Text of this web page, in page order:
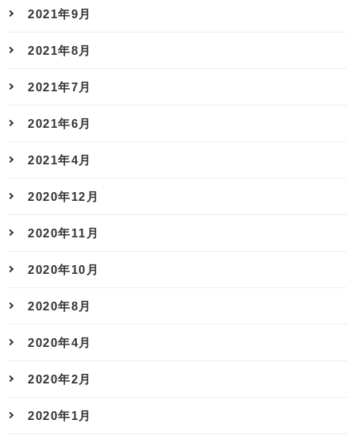
2021年9月
2021年8月
2021年7月
2021年6月
2021年4月
2020年12月
2020年11月
2020年10月
2020年8月
2020年4月
2020年2月
2020年1月